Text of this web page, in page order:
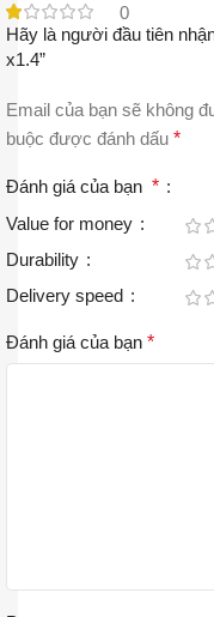
0
Hãy là người đầu tiên
x1.4”
Email của bạn sẽ không
buộc được đánh dấu *
Đánh giá của bạn *
Value for money
Durability
Delivery speed
Đánh giá của bạn *